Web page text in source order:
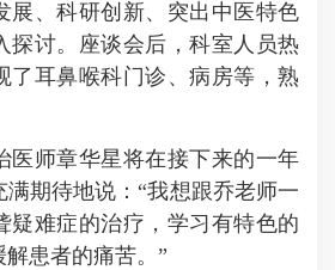
展、科研创新、突出中医特色
探讨。座谈会后，科室人员热
了耳鼻喉科门诊、病房等，熟
师章华星将在接下来的一年
满期待地说：“我想跟乔老师一
疑难症的治疗，学习有特色的
患者的痛苦。”